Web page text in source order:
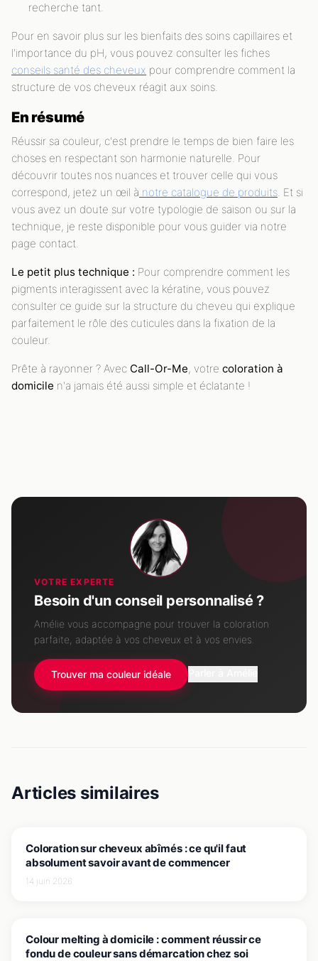
recherche tant.
Pour en savoir plus sur les bienfaits des soins capillaires et
l'importance du pH, vous pouvez consulter les fiches
conseils santé des cheveux pour comprendre comment la
structure de vos cheveux réagit aux soins.
En résumé
Réussir sa couleur, c'est prendre le temps de bien faire les
choses en respectant son harmonie naturelle. Pour
découvrir toutes nos nuances et trouver celle qui vous
correspond, jetez un œil à notre catalogue de produits . Et si
vous avez un doute sur votre typologie de saison ou sur la
technique, je reste disponible pour vous guider via notre
page contact.
Le petit plus technique : Pour comprendre comment les
pigments interagissent avec la kératine, vous pouvez
consulter ce guide sur la structure du cheveu qui explique
parfaitement le rôle des cuticules dans la fixation de la
couleur.
Prête à rayonner ? Avec Call-Or-Me, votre coloration à
domicile n'a jamais été aussi simple et éclatante !
VOTRE EXPERTE
Besoin d'un conseil personnalisé ?
Amélie vous accompagne pour trouver la coloration
parfaite, adaptée à vos cheveux et à vos envies.
Trouver ma couleur idéale
Articles similaires
JE COLORE MES CHEVEUX
Coloration sur cheveux abîmés : ce qu'il faut
absolument savoir avant de commencer
14 juin 2026
JE COLORE MES CHEVEUX
Colour melting à domicile : comment réussir ce
fondu de couleur sans démarcation chez soi